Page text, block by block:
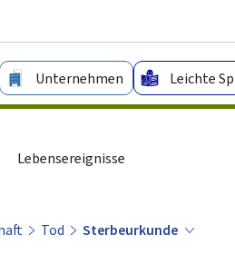
Unternehmen Leichte
Lebensereignisse
Tod
Sterbeurkunde